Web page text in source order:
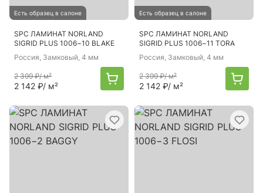
Есть образец в салоне
SPC ЛАМИНАТ NORLAND
SIGRID PLUS 1006−10 BLAKE
Россия, Замковый, 4 мм
2 399 ₽/ м²
2 142 ₽/ м²
Есть образец в салоне
SPC ЛАМИНАТ NORLAND
SIGRID PLUS 1006−11 TORA
Россия, Замковый, 4 мм
2 399 ₽/ м²
2 142 ₽/ м²